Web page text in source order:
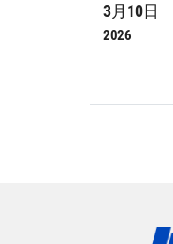
3月10日
2026